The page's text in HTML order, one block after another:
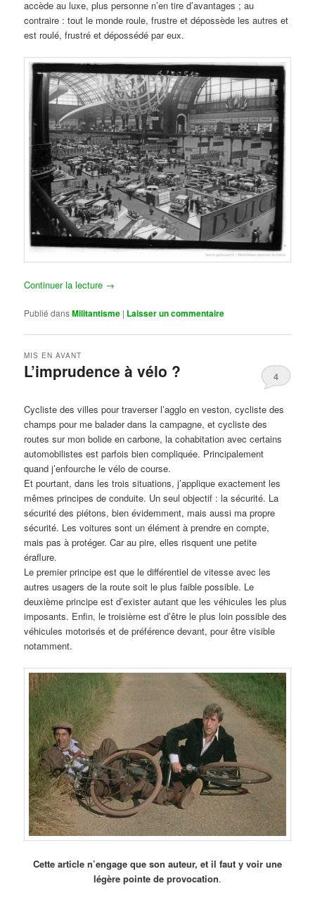
accède au luxe, plus personne n’en tire d’avantages ; au
contraire : tout le monde roule, frustre et dépossède les autres et
est roulé, frustré et dépossédé par eux.
Continuer la lecture →
Publié dansMilitantisme | Laisser un commentaire
L’imprudence à vélo ?
MIS EN AVANT
4
Cycliste des villes pour traverser l’agglo en veston, cycliste des
champs pour me balader dans la campagne, et cycliste des
routes sur mon bolide en carbone, la cohabitation avec certains
automobilistes est parfois bien compliquée. Principalement
quand j’enfourche le vélo de course.
Et pourtant, dans les trois situations, j’applique exactement les
mêmes principes de conduite. Un seul objectif : la sécurité. La
sécurité des piétons, bien évidemment, mais aussi ma propre
sécurité. Les voitures sont un élément à prendre en compte,
mais pas à protéger. Car au pire, elles risquent une petite
éraflure.
Le premier principe est que le différentiel de vitesse avec les
autres usagers de la route soit le plus faible possible. Le
deuxième principe est d’exister autant que les véhicules les plus
imposants. Enfin, le troisième est d’être le plus loin possible des
véhicules motorisés et de préférence devant, pour être visible
notamment.
Cette article n’engage que son auteur, et il faut y voir une
légère pointe de provocation.